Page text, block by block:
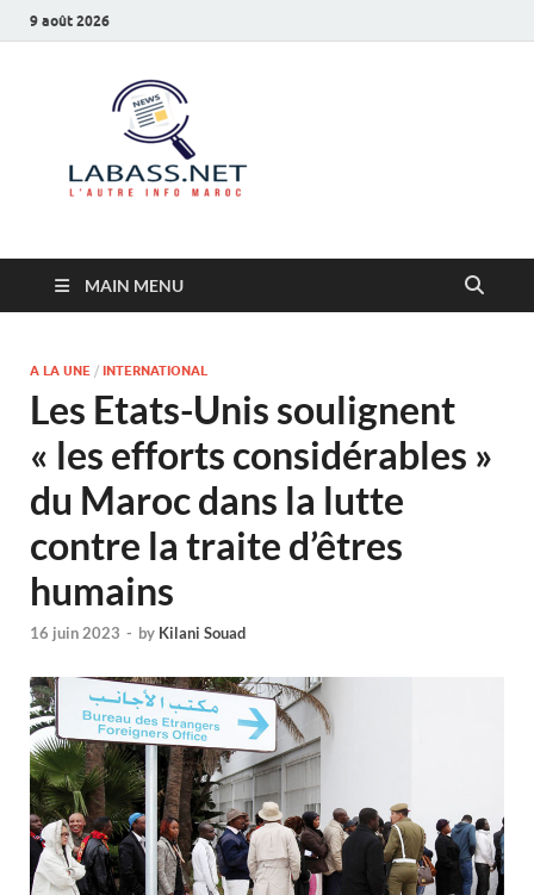
9 août 2026
MAIN MENU
A LA UNE / INTERNATIONAL
Les Etats-Unis soulignent
« les efforts considérables »
du Maroc dans la lutte
contre la traite d’êtres
humains
16 juin 2023 - by Kilani Souad